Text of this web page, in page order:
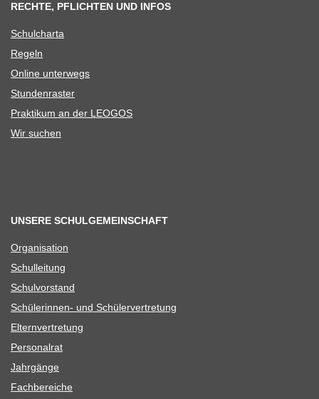
RECHTE, PFLICHTEN UND INFOS
Schul­charta
Regeln
Online unter­wegs
Stun­den­ras­ter
Prak­ti­kum an der LEOGOS
Wir suchen
UNSERE SCHULGEMEINSCHAFT
Orga­ni­sa­tion
Schul­lei­tung
Schul­vor­stand
Schü­le­rin­nen- und Schülervertretung
Eltern­ver­tre­tung
Per­so­nal­rat
Jahr­gänge
Fach­be­rei­che